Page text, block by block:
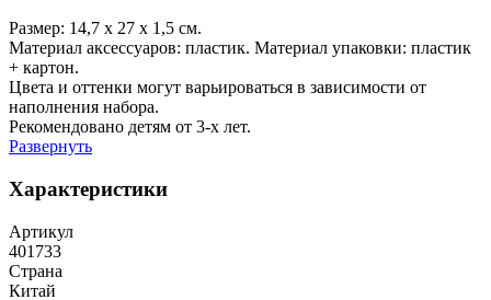
Размер: 14,7 х 27 х 1,5 см.
Материал аксессуаров: пластик. Материал упаковки: пластик
+ картон.
Цвета и оттенки могут варьироваться в зависимости от
наполнения набора.
Рекомендовано детям от 3-х лет.
Развернуть
Характеристики
Артикул
401733
Страна
Китай